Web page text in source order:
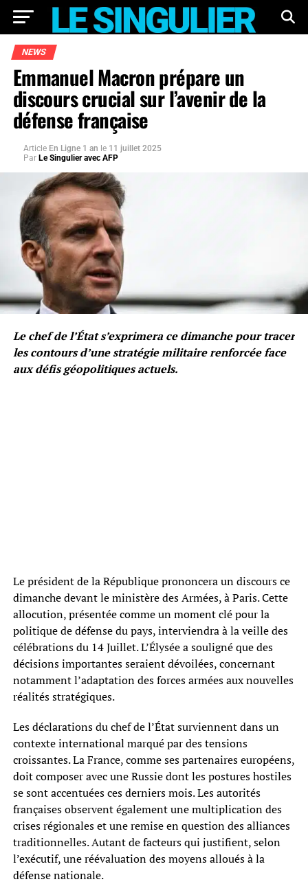
NEWS
Emmanuel Macron prépare un
discours crucial sur l’avenir de la
défense française
Article En Ligne 1 an le 11 juillet 2025
Par Le Singulier avec AFP
Le chef de l’État s’exprimera ce dimanche pour tracer
les contours d’une stratégie militaire renforcée face
aux défis géopolitiques actuels.
Le président de la République prononcera un discours ce
dimanche devant le ministère des Armées, à Paris. Cette
allocution, présentée comme un moment clé pour la
politique de défense du pays, interviendra à la veille des
célébrations du 14 Juillet. L’Élysée a souligné que des
décisions importantes seraient dévoilées, concernant
notamment l’adaptation des forces armées aux nouvelles
réalités stratégiques.
Les déclarations du chef de l’État surviennent dans un
contexte international marqué par des tensions
croissantes. La France, comme ses partenaires européens,
doit composer avec une Russie dont les postures hostiles
se sont accentuées ces derniers mois. Les autorités
françaises observent également une multiplication des
crises régionales et une remise en question des alliances
traditionnelles. Autant de facteurs qui justifient, selon
l’exécutif, une réévaluation des moyens alloués à la
défense nationale.